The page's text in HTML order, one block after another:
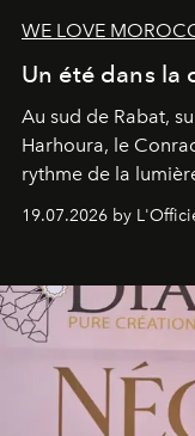
WE LOVE
Un été dans la
Au sud de Rabat,
Harhoura, le
rythme de la
programmation
rendez-vous avec
19.07.2026 by